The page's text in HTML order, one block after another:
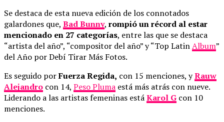
Se destaca de esta nueva edición de los connotados
galardones que, Bad Bunny, rompió un récord al estar
mencionado en 27 categorías, entre las que se destaca
“artista del año”, “compositor del año” y “Top LatinAlbum”
del Año por Debí Tirar Más Fotos.
Es seguido porFuerza Regida, con 15 menciones, yRauw
Alejandro con 14, Peso Pluma está más atrás con nueve.
Liderando a las artistas femeninas estáKarol G con 10
menciones.